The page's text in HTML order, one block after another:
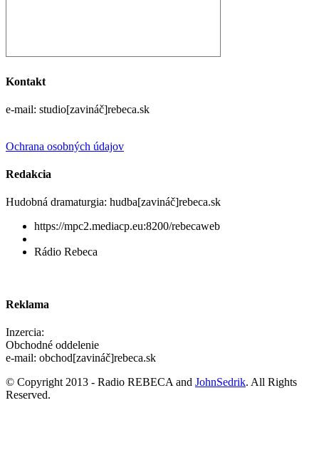
Kontakt
e-mail: studio[zavináč]rebeca.sk
Ochrana osobných údajov
Redakcia
Hudobná dramaturgia: hudba[zavináč]rebeca.sk
https://mpc2.mediacp.eu:8200/rebecaweb
Rádio Rebeca
Reklama
Inzercia:
Obchodné oddelenie
e-mail: obchod[zavináč]rebeca.sk
© Copyright 2013 - Radio REBECA and JohnSedrik. All Rights
Reserved.